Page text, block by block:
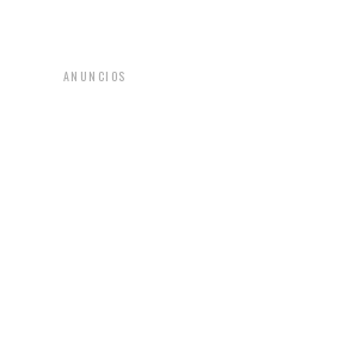
ANUNCIOS